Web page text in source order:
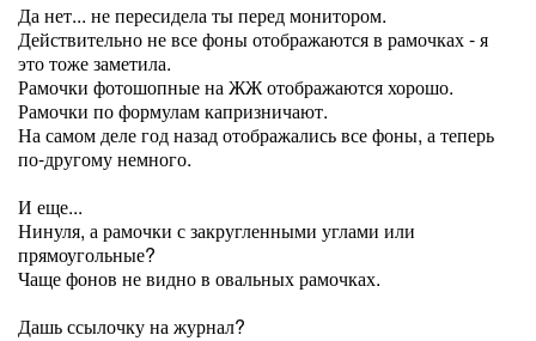
Да нет... не пересидела ты перед монитором.
Действительно не все фоны отображаются в рамочках - я
это тоже заметила.
Рамочки фотошопные на ЖЖ отображаются хорошо.
Рамочки по формулам капризничают.
На самом деле год назад отображались все фоны, а теперь
по-другому немного.
И еще...
Нинуля, а рамочки с закругленными углами или
прямоугольные?
Чаще фонов не видно в овальных рамочках.
Дашь ссылочку на журнал?